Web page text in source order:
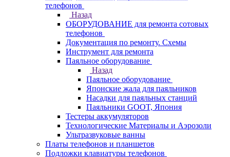
телефонов
Назад
ОБОРУДОВАНИЕ для ремонта сотовых
телефонов
Документация по ремонту. Схемы
Инструмент для ремонта
Паяльное оборудование
Назад
Паяльное оборудование
Японские жала для паяльников
Насадки для паяльных станций
Паяльники GOOT, Япония
Тестеры аккумуляторов
Технологические Материалы и Аэрозоли
Ультразвуковые ванны
Платы телефонов и планшетов
Подложки клавиатуры телефонов